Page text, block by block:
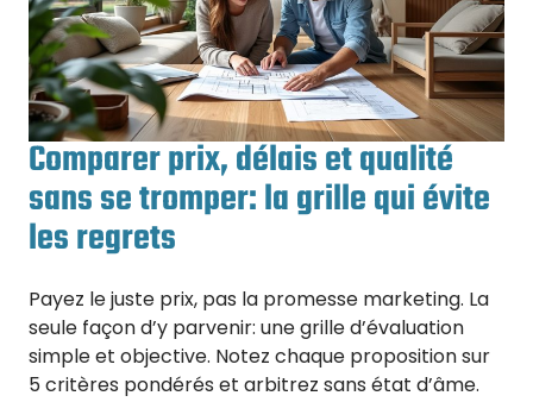
Comparer prix, délais et qualité
sans se tromper: la grille qui évite
les regrets
Payez le juste prix, pas la promesse marketing. La
seule façon d’y parvenir: une grille d’évaluation
simple et objective. Notez chaque proposition sur
5 critères pondérés et arbitrez sans état d’âme.